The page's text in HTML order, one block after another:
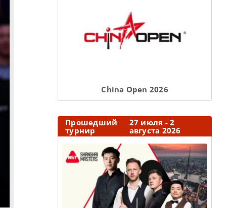
Сhina Open 2026
Прошедший
турнир
27 июля - 2
августа 2026